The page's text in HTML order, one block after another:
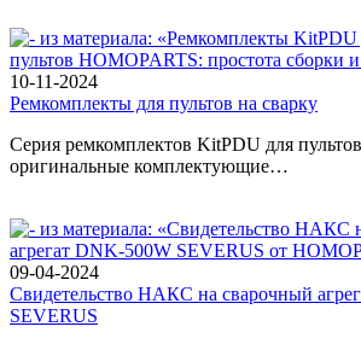
10-11-2024
Ремкомплекты для пультов на сварку
Серия ремкомплектов KitPDU для
оригинальные комплектующие…
09-04-2024
Свидетельство НАКС на сварочный
SEVERUS